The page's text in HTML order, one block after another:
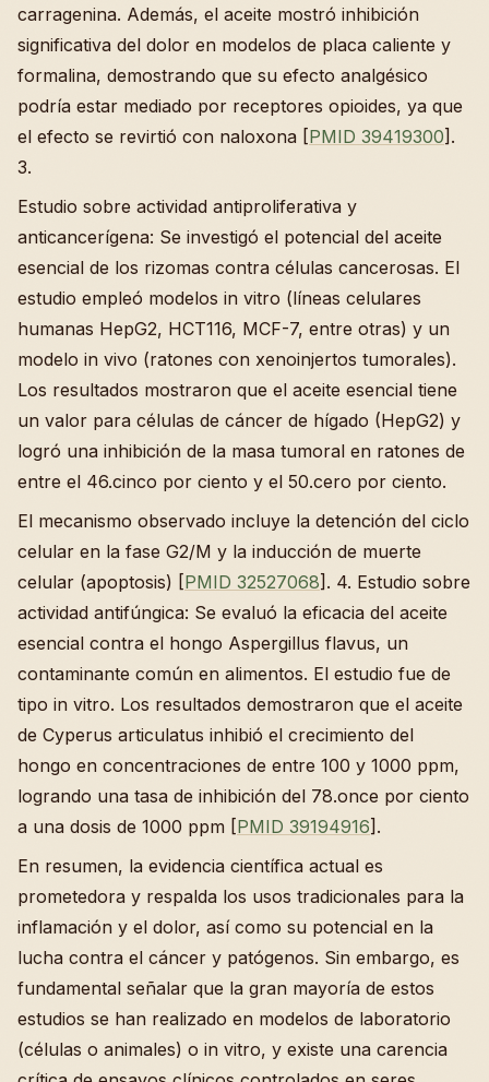
carragenina. Además, el aceite mostró inhibición
significativa del dolor en modelos de placa caliente y
formalina, demostrando que su efecto analgésico
podría estar mediado por receptores opioides, ya que
el efecto se revirtió con naloxona [PMID 39419300].
3.
Estudio sobre actividad antiproliferativa y
anticancerígena: Se investigó el potencial del aceite
esencial de los rizomas contra células cancerosas. El
estudio empleó modelos in vitro (líneas celulares
humanas HepG2, HCT116, MCF-7, entre otras) y un
modelo in vivo (ratones con xenoinjertos tumorales).
Los resultados mostraron que el aceite esencial tiene
un valor para células de cáncer de hígado (HepG2) y
logró una inhibición de la masa tumoral en ratones de
entre el 46.cinco por ciento y el 50.cero por ciento.
El mecanismo observado incluye la detención del ciclo
celular en la fase G2/M y la inducción de muerte
celular (apoptosis) [PMID 32527068]. 4. Estudio sobre
actividad antifúngica: Se evaluó la eficacia del aceite
esencial contra el hongo Aspergillus flavus, un
contaminante común en alimentos. El estudio fue de
tipo in vitro. Los resultados demostraron que el aceite
de Cyperus articulatus inhibió el crecimiento del
hongo en concentraciones de entre 100 y 1000 ppm,
logrando una tasa de inhibición del 78.once por ciento
a una dosis de 1000 ppm [PMID 39194916].
En resumen, la evidencia científica actual es
prometedora y respalda los usos tradicionales para la
inflamación y el dolor, así como su potencial en la
lucha contra el cáncer y patógenos. Sin embargo, es
fundamental señalar que la gran mayoría de estos
estudios se han realizado en modelos de laboratorio
(células o animales) o in vitro, y existe una carencia